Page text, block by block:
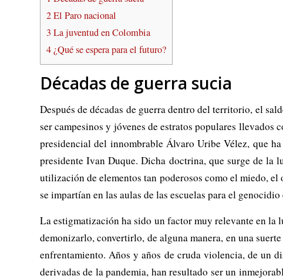
2El Paro nacional
3 La juventud en Colombia
4¿Qué se espera para el futuro?
Décadas de guerra sucia
Después de décadas de guerra dentro del territorio, el
ser campesinos y jóvenes de estratos populares
presidencial del innombrable Álvaro Uribe Vélez, que
presidente Ivan Duque. Dicha doctrina, que surge de la
utilización de elementos tan poderosos como el miedo,
se impartían en las aulas de las escuelas para el
La estigmatización ha sido un factor muy relevante en la
demonizarlo, convertirlo, de alguna manera, en una
enfrentamiento. Años y años de cruda violencia, de un
derivadas de la pandemia, han resultado ser un